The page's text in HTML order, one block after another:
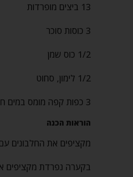
13 ביצים מופרדות
3 כוסות סוכר
1/2 כוס שמן
1/2 לימון, סחוט
3 כפות קפה מומס במים חמים.
הוראות הכנה
מקציפים את החלבונים
בקערה נפרדת מקציפים